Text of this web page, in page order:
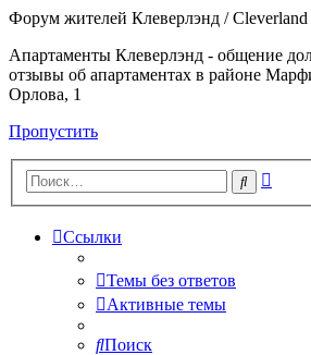
Форум жителей Клеверлэнд / Cleverland
Апартаменты Клеверлэнд - общение
отзывы об апартаментах в районе
Орлова, 1
Пропустить
Поиск
Ссылки
Темы без ответов
Активные темы
Поиск